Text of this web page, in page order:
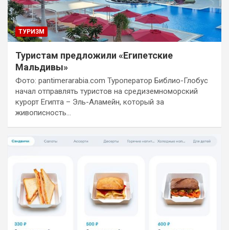
ТУРИЗМ
Туристам предложили «Египетские
Мальдивы»
Фото: pantimerarabia.com Туроператор Библио-Глобус
начал отправлять туристов на средиземноморский
курорт Египта – Эль-Аламейн, который за
живописность…